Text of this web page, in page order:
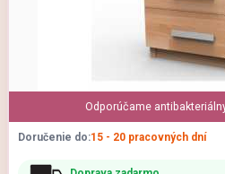
Odporúčame
Doručenie do:15 - 20 pracovných dní